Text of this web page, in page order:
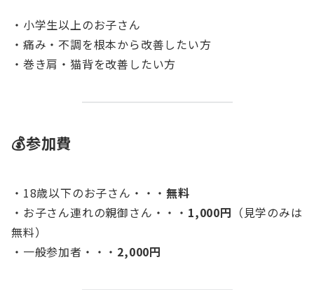
・小学生以上のお子さん
・痛み・不調を根本から改善したい方
・巻き肩・猫背を改善したい方
💰参加費
・18歳以下のお子さん・・・無料
・お子さん連れの親御さん・・・ 1,000円 （見学のみは
無料）
・一般参加者・・・ 2,000円